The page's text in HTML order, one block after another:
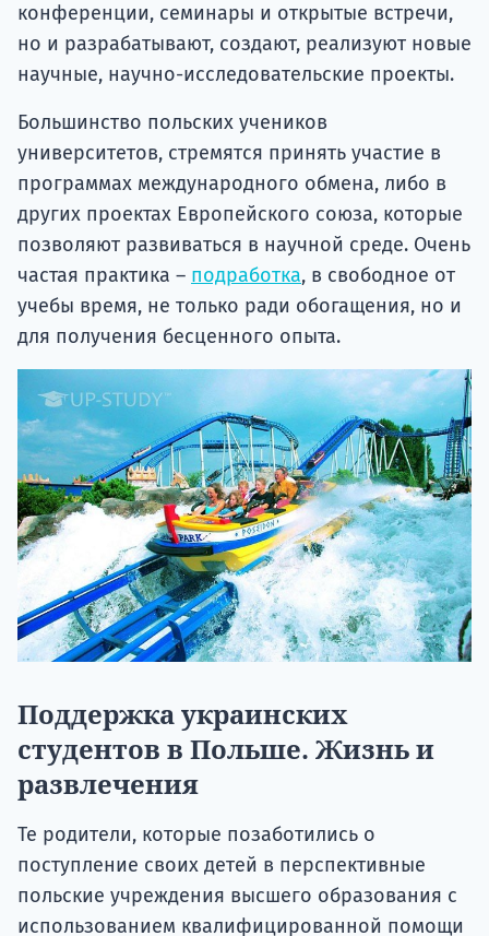
конференции, семинары и открытые встречи,
но и разрабатывают, создают, реализуют новые
научные, научно-исследовательские проекты.
Большинство польских учеников
университетов, стремятся принять участие в
программах международного обмена, либо в
других проектах Европейского союза, которые
позволяют развиваться в научной среде. Очень
частая практика – подработка, в свободное от
учебы время, не только ради обогащения, но и
для получения бесценного опыта.
Поддержка украинских
студентов в Польше. Жизнь и
развлечения
Те родители, которые позаботились о
поступление своих детей в перспективные
польские учреждения высшего образования с
использованием квалифицированной помощи